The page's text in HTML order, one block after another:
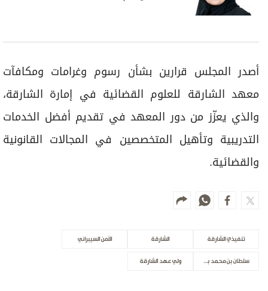
أصدر المجلس قرارين بشأن رسوم وغرامات ومكافآت
معهد الشارقة للعلوم القضائية في إمارة الشارقة،
والذي يعزّز من دور المعهد في تقديم أفضل الخدمات
التدريبية وتأهيل المتخصصين في المجالات القانونية
والقضائية.
تنفيذي الشارقة الشارقة الأمن السيبراني
سلطان بن محمد بن سلطان القاسمي ولي عهد الشارقة